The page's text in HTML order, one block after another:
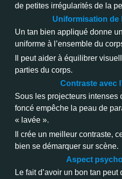
de petites irrégularités de la
Uniformisation de
Un tan bien appliqué donne
uniforme à l’ensemble du
Il peut aider à équilibrer
parties du corps.
Contraste avec
Sous les projecteurs intenses
foncé empêche la peau de
« lavée ».
Il crée un meilleur contraste,
bien se démarquer sur scène.
Aspect
Le fait d’avoir un bon tan